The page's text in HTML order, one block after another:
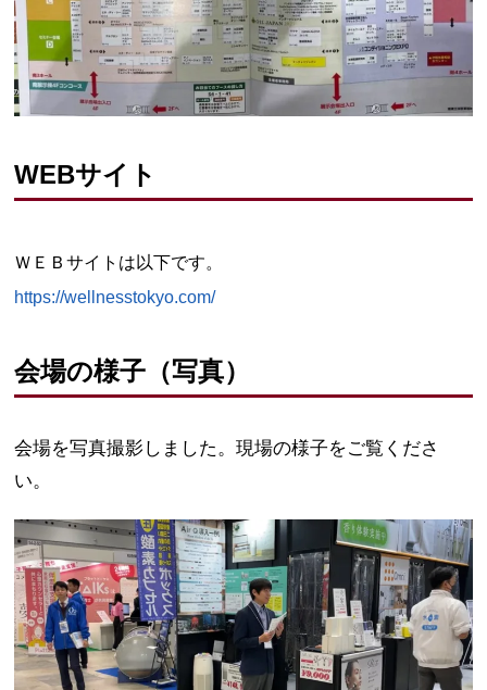
WEBサイト
ＷＥＢサイトは以下です。
https://wellnesstokyo.com/
会場の様子（写真）
会場を写真撮影しました。現場の様子をご覧くださ
い。